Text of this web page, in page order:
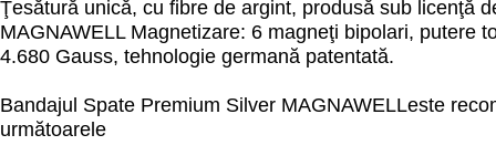
Ţesătură unică, cu fibre de argint, produsă sub licenţă
MAGNAWELL Magnetizare: 6 magneţi bipolari, putere
4.680 Gauss, tehnologie germană patentată.
Bandajul Spate Premium Silver MAGNAWELLeste
următoarele